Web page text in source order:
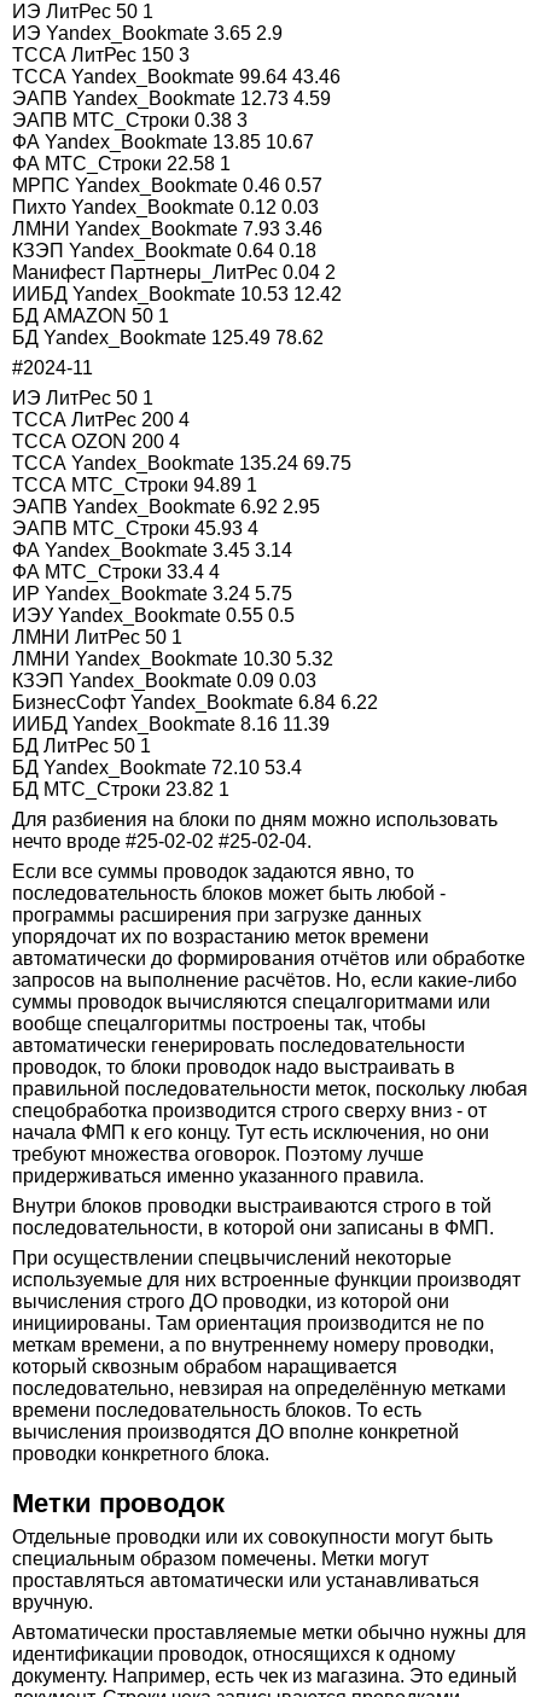
ИЭ ЛитРес 50 1
ИЭ Yandex_Bookmate 3.65 2.9
ТССА ЛитРес 150 3
ТССА Yandex_Bookmate 99.64 43.46
ЭАПВ Yandex_Bookmate 12.73 4.59
ЭАПВ МТС_Строки 0.38 3
ФА Yandex_Bookmate 13.85 10.67
ФА МТС_Строки 22.58 1
МРПС Yandex_Bookmate 0.46 0.57
Пихто Yandex_Bookmate 0.12 0.03
ЛМНИ Yandex_Bookmate 7.93 3.46
КЗЭП Yandex_Bookmate 0.64 0.18
Манифест Партнеры_ЛитРес 0.04 2
ИИБД Yandex_Bookmate 10.53 12.42
БД AMAZON 50 1
БД Yandex_Bookmate 125.49 78.62
#2024-11
ИЭ ЛитРес 50 1
ТССА ЛитРес 200 4
ТССА OZON 200 4
ТССА Yandex_Bookmate 135.24 69.75
ТССА МТС_Строки 94.89 1
ЭАПВ Yandex_Bookmate 6.92 2.95
ЭАПВ МТС_Строки 45.93 4
ФА Yandex_Bookmate 3.45 3.14
ФА МТС_Строки 33.4 4
ИР Yandex_Bookmate 3.24 5.75
ИЭУ Yandex_Bookmate 0.55 0.5
ЛМНИ ЛитРес 50 1
ЛМНИ Yandex_Bookmate 10.30 5.32
КЗЭП Yandex_Bookmate 0.09 0.03
БизнесСофт Yandex_Bookmate 6.84 6.22
ИИБД Yandex_Bookmate 8.16 11.39
БД ЛитРес 50 1
БД Yandex_Bookmate 72.10 53.4
БД МТС_Строки 23.82 1
Для разбиения на блоки по дням можно использовать
нечто вроде #25-02-02 #25-02-04.
Если все суммы проводок задаются явно, то
последовательность блоков может быть любой -
программы расширения при загрузке данных
упорядочат их по возрастанию меток времени
автоматически до формирования отчётов или обработке
запросов на выполнение расчётов. Но, если какие-либо
суммы проводок вычисляются спецалгоритмами или
вообще спецалгоритмы построены так, чтобы
автоматически генерировать последовательности
проводок, то блоки проводок надо выстраивать в
правильной последовательности меток, поскольку любая
спецобработка производится строго сверху вниз - от
начала ФМП к его концу. Тут есть исключения, но они
требуют множества оговорок. Поэтому лучше
придерживаться именно указанного правила.
Внутри блоков проводки выстраиваются строго в той
последовательности, в которой они записаны в ФМП.
При осуществлении спецвычислений некоторые
используемые для них встроенные функции производят
вычисления строго ДО проводки, из которой они
инициированы. Там ориентация производится не по
меткам времени, а по внутреннему номеру проводки,
который сквозным обрабом наращивается
последовательно, невзирая на определённую метками
времени последовательность блоков. То есть
вычисления производятся ДО вполне конкретной
проводки конкретного блока.
Метки проводок
Отдельные проводки или их совокупности могут быть
специальным образом помечены. Метки могут
проставляться автоматически или устанавливаться
вручную.
Автоматически проставляемые метки обычно нужны для
идентификации проводок, относящихся к одному
документу. Например, есть чек из магазина. Это единый